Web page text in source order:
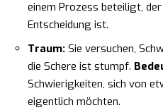
einem Prozess beteiligt,
Entscheidung ist.
Traum: Sie versuchen,
die Schere ist stumpf.
Schwierigkeiten, sich von
eigentlich möchten.